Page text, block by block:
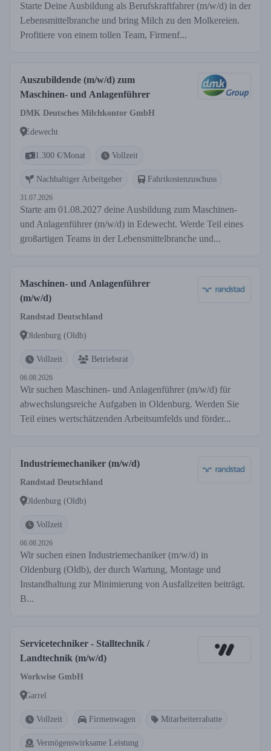
Starte Deine Ausbildung als Berufskraftfahrer (m/w/d) in der
Lebensmittelbranche und bring Milch zu den Molkereien.
Profitiere von einem tollen Team, Firmenf...
Auszubildende (m/w/d) zum
Maschinen- und Anlagenführer
DMK Deutsches Milchkontor GmbH
Edewecht
1.300 €/Monat Vollzeit
Nachhaltiger Arbeitgeber Fahrtkostenzuschuss
31.07.2026
Starte am 01.08.2027 deine Ausbildung zum Maschinen-
und Anlagenführer (m/w/d) in Edewecht. Werde Teil eines
großartigen Teams in der Lebensmittelbranche und...
Maschinen- und Anlagenführer
(m/w/d)
Randstad Deutschland
Oldenburg (Oldb)
Vollzeit Betriebsrat
06.08.2026
Wir suchen Maschinen- und Anlagenführer (m/w/d) für
abwechslungsreiche Aufgaben in Oldenburg. Werden Sie
Teil eines wertschätzenden Arbeitsumfelds und förder...
Industriemechaniker (m/w/d)
Randstad Deutschland
Oldenburg (Oldb)
Vollzeit
06.08.2026
Wir suchen einen Industriemechaniker (m/w/d) in
Oldenburg (Oldb), der durch Wartung, Montage und
Instandhaltung zur Minimierung von Ausfallzeiten beiträgt.
B...
Servicetechniker - Stalltechnik /
Landtechnik (m/w/d)
Workwise GmbH
Garrel
Vollzeit Firmenwagen Mitarbeiterrabatte
Vermögenswirksame Leistung